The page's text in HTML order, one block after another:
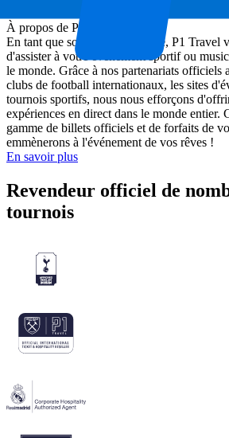
À propos de P1 Travel
En tant que société de billetterie, P1 Travel
d'assister à votre événement sportif ou
le monde. Grâce à nos partenariats officiels
clubs de football internationaux, les sites
tournois sportifs, nous nous efforçons
expériences en direct dans le monde entier.
gamme de billets officiels et de forfaits de
emmènerons à l'événement de vos rêves !
En savoir plus
Revendeur officiel de
tournois